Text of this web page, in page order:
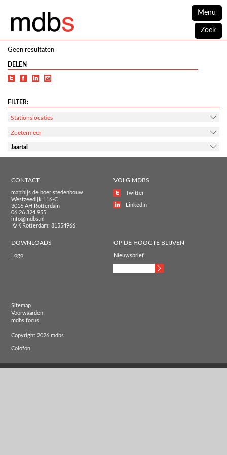
Menu
Zoek
Geen resultaten
DELEN
FILTER:
Stationslocaties
Zoetermeer
Jaartal
CONTACT
matthijs de boer stedenbouw
Westzeedijk 116-C
3016 AH Rotterdam
06 26 324 955
info@mdbs.nl
KvK Rotterdam: 81554966
VOLG MDBS
Twitter
LinkedIn
DOWNLOADS
Logo
OP DE HOOGTE BLIJVEN
Nieuwsbrief
Sitemap
Voorwaarden
mdbs focus
Copyright 2026 mdbs
Colofon